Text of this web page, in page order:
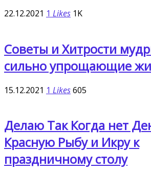
22.12.2021 1 Likes 1K
Cоветы и Хитрости
сильно упрощающие
15.12.2021 1 Likes605
Делаю Так Когда нет
Красную Рыбу и Икру к
праздничному столу